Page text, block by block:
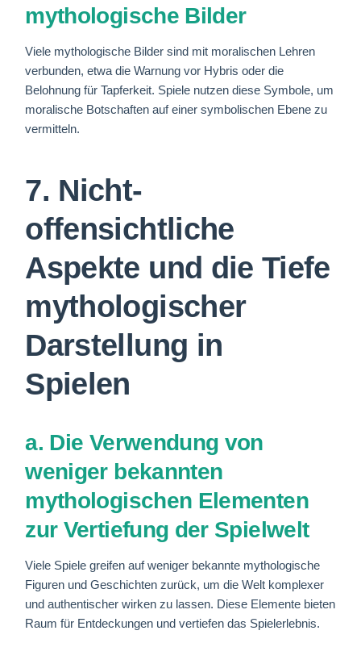
mythologische Bilder
Viele mythologische Bilder sind mit moralischen Lehren
verbunden, etwa die Warnung vor Hybris oder die
Belohnung für Tapferkeit. Spiele nutzen diese Symbole, um
moralische Botschaften auf einer symbolischen Ebene zu
vermitteln.
7. Nicht-
offensichtliche
Aspekte und die Tiefe
mythologischer
Darstellung in
Spielen
a. Die Verwendung von
weniger bekannten
mythologischen Elementen
zur Vertiefung der Spielwelt
Viele Spiele greifen auf weniger bekannte mythologische
Figuren und Geschichten zurück, um die Welt komplexer
und authentischer wirken zu lassen. Diese Elemente bieten
Raum für Entdeckungen und vertiefen das Spielerlebnis.